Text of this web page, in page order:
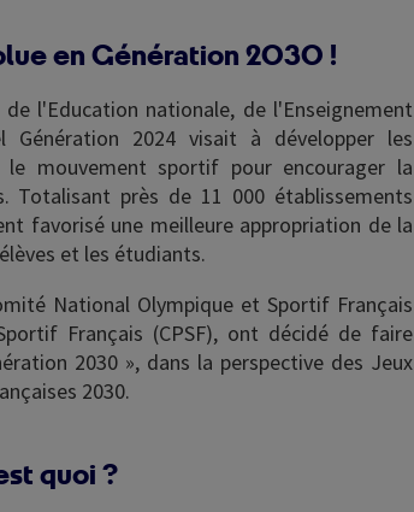
en Génération 2030 !
l'Education nationale, de l'Enseignement
2024 visait à développer les
mouvement sportif pour encourager la
Totalisant près de 11 000 établissements
favorisé une meilleure appropriation de la
et les étudiants.
National Olympique et Sportif Français
Français (CPSF), ont décidé de faire
2030 », dans la perspective des Jeux
2030.
quoi ?